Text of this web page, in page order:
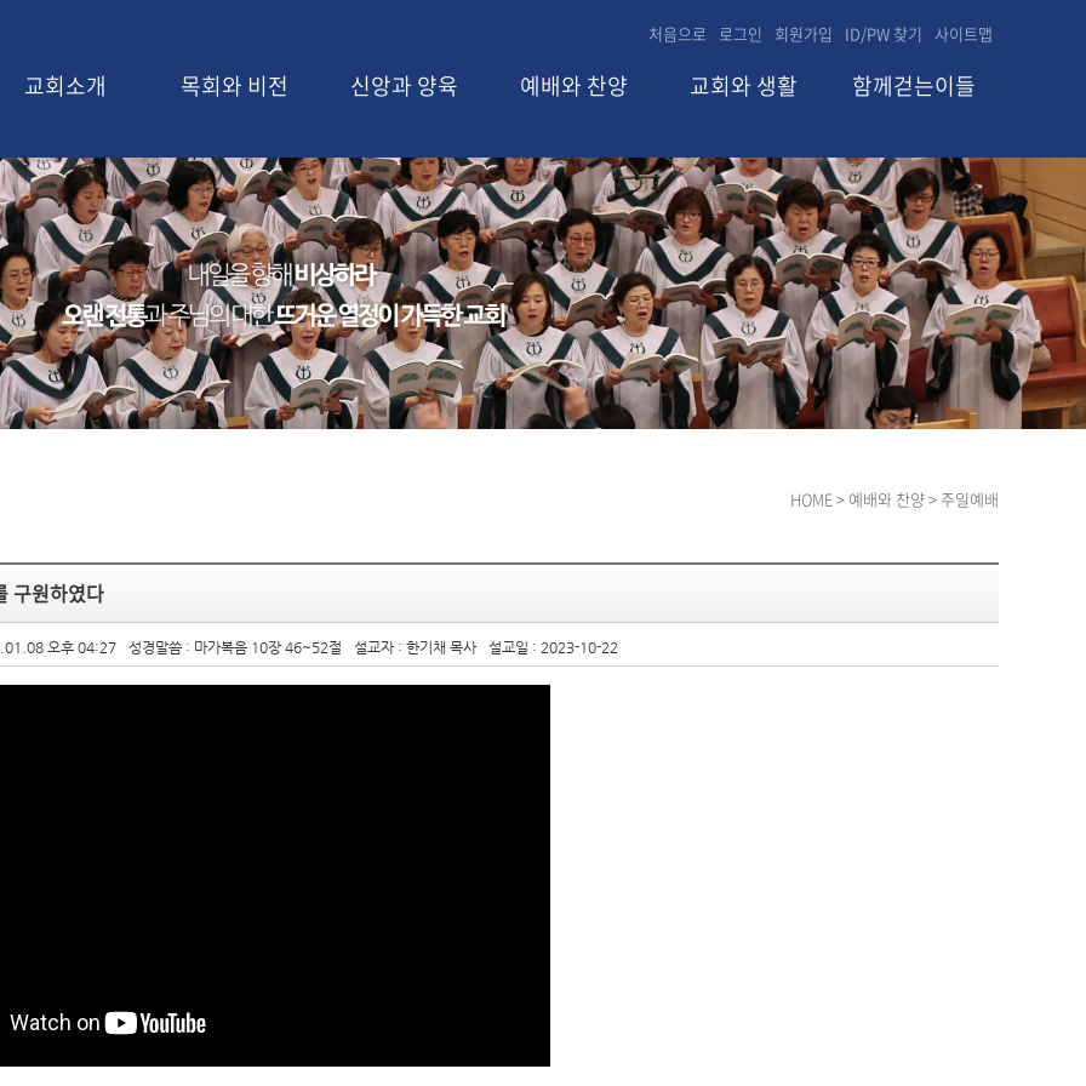
처음으로 로그인 회원가입 ID/PW 찾기 사이트맵
교회소개 목회와 비전 신앙과 양육 예배와 찬양 교회와 생활 함께걷는이들
HOME> 예배와 찬양 > 주일예배
구원하였다
오후 04:27 성경말씀 : 마가복음 10장 46~52절 설교자 : 한기채 목사 설교일 : 2023-10-22